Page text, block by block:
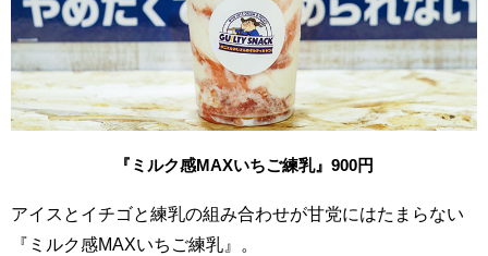
『ミルク感MAXいちご練乳』900円
アイスとイチゴと練乳の組み合わせが甘党にはたまらない
『ミルク感MAXいちご練乳』。